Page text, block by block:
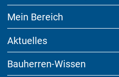
Mein Bereich
Aktuelles
Bauherren-Wissen